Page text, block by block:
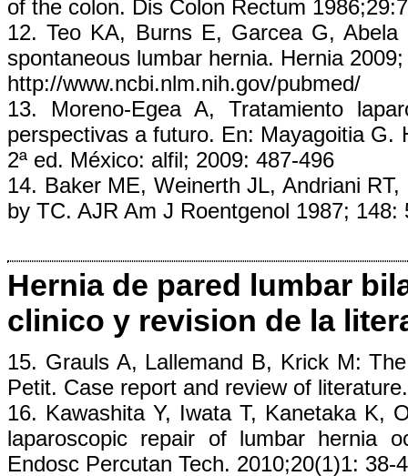
of the colon. Dis Colon Rectum
12. Teo KA, Burns E, Garcea G,
spontaneous lumbar hernia. Hernia
http://www.ncbi.nlm.nih.gov/pubmed/
13. Moreno-Egea A, Tratamiento
perspectivas a futuro. En: Mayagoitia G.
2ª ed. México: alfil; 2009: 487-496
14. Baker ME, Weinerth JL, Andriani
by TC. AJR Am J Roentgenol 1987; 148:
Hernia de pared lumbar
clinico y revision de la
15. Grauls A, Lallemand B, Krick M:
Petit. Case report and review of
16. Kawashita Y, Iwata T, Kanetaka K,
laparoscopic repair of lumbar hernia
Endosc Percutan Tech. 2010;20(1)1: 38-